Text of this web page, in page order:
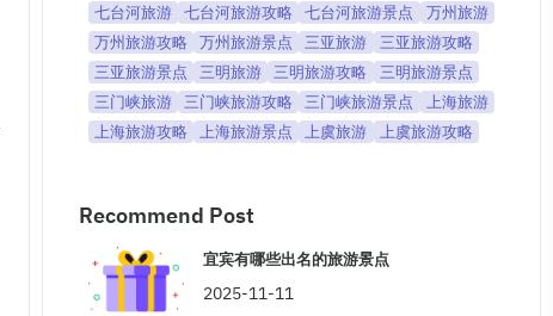
七台河旅游 七台河旅游攻略 七台河旅游景点
万州旅游
万州旅游攻略
万州旅游景点 三亚旅游
三亚旅游攻略
三亚旅游景点
三明旅游 三明旅游攻略
三明旅游景点
三门峡旅游
三门峡旅游攻略 三门峡旅游景点
上海旅游
上海旅游攻略
上海旅游景点 上虞旅游 上虞旅游攻略
Recommend Post
宜宾有哪些出名的旅游景点
2025-11-11